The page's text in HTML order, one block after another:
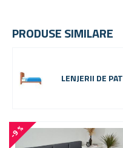
PRODUSE SIMILARE
LENJERII DE PAT
-9 %